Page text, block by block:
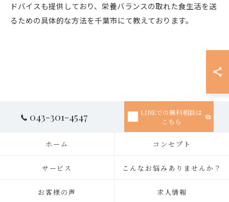
ドバイスも提供しており、栄養バランスの取れた食生活を送
るための具体的な方法を千葉市にて教えております。
043-301-4547
LINEでの無料相談は
こちら
ホーム コンセプト
サービス こんなお悩みありませんか？
お客様の声 求人情報